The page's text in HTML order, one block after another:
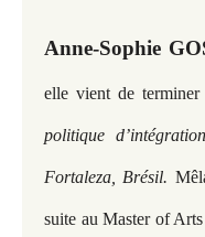
Anne-Sophie
elle vient de
politique
Fortaleza, Brésil.
suite au Master of